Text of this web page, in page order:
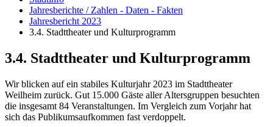
Jahresberichte / Zahlen - Daten - Fakten
Jahresbericht 2023
3.4. Stadttheater und Kulturprogramm
3.4. Stadttheater und Kulturprogramm
Wir blicken auf ein stabiles Kulturjahr 2023 im Stadttheater
Weilheim zurück. Gut 15.000 Gäste aller Altersgruppen besuchten
die insgesamt 84 Veranstaltungen. Im Vergleich zum Vorjahr hat
sich das Publikumsaufkommen fast verdoppelt.